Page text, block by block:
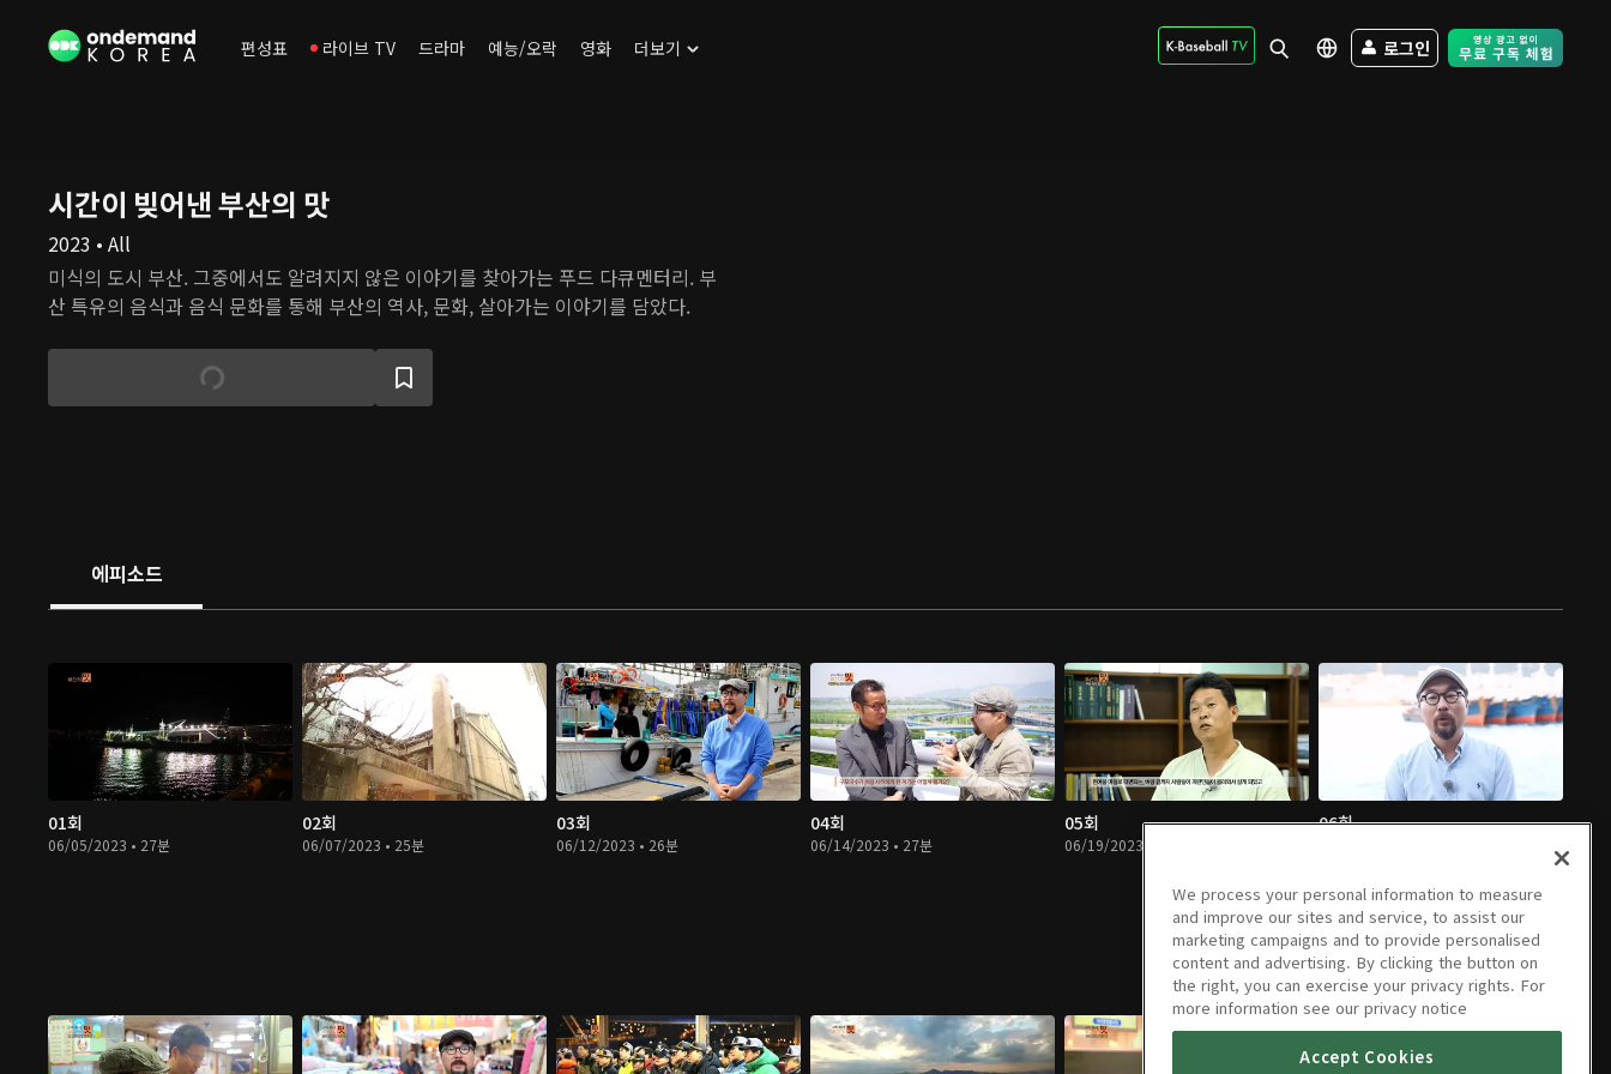
편성표 라이브 TV 드라마 예능/오락 영화 더보기 로그인 Free Trial -
시간이 빚어낸 부산의 맛
2023 • All
미식의 도시 부산. 그중에서도 알려지지 않은 이야기를 찾아가는 푸드 다큐멘터리. 부
산 특유의 음식과 음식 문화를 통해 부산의 역사, 문화, 살아가는 이야기를 담았다.
에피소드
01회
06/05/2023 • 27분
02회
06/07/2023 • 25분
03회
06/12/2023 • 26분
04회
06/14/2023 • 27분
05회
06/19/2023 • 25분
06회
We process your personal information to measure
and improve our sites and service, to assist our
marketing campaigns and to provide personalised
content and advertising. By clicking the button on
the right, you can exercise your privacy rights. For
more information see our privacy notice
Accept Cookies